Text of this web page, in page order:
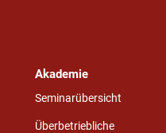
Akademie
Seminarübersicht
Überbetriebliche